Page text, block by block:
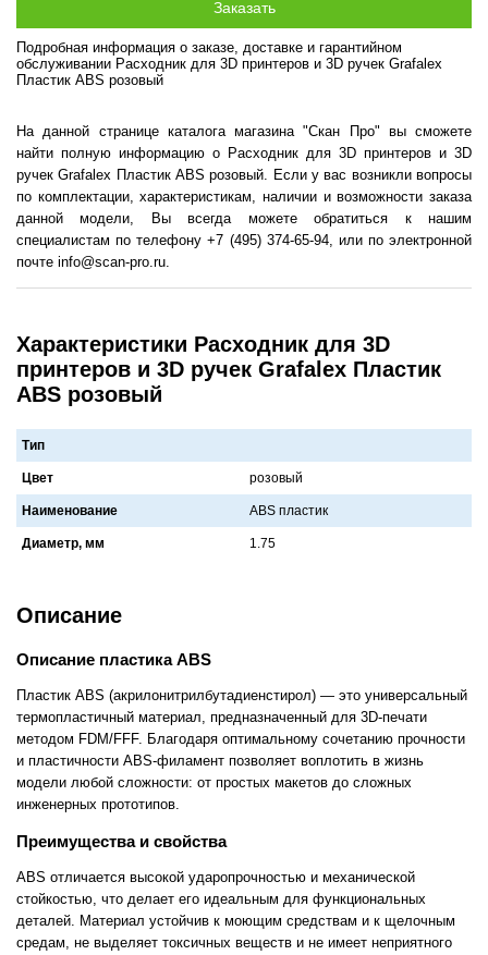
Подробная информация о заказе, доставке и гарантийном
обслуживании Расходник для 3D принтеров и 3D ручек Grafalex
Пластик ABS розовый
На данной странице каталога магазина "Скан Про" вы сможете
найти полную информацию о Расходник для 3D принтеров и 3D
ручек Grafalex Пластик ABS розовый. Если у вас возникли вопросы
по комплектации, характеристикам, наличии и возможности заказа
данной модели, Вы всегда можете обратиться к нашим
специалистам по телефону +7 (495) 374-65-94, или по электронной
почте info@scan-pro.ru.
Характеристики Расходник для 3D
принтеров и 3D ручек Grafalex Пластик
ABS розовый
Тип
Цвет розовый
Наименование ABS плaстик
Диаметр, мм 1.75
Описание
Описание пластика ABS
Пластик ABS (акрилонитрилбутадиенстирол) — это универсальный
термопластичный материал, предназначенный для 3D-печати
методом FDM/FFF. Благодаря оптимальному сочетанию прочности
и пластичности ABS-филамент позволяет воплотить в жизнь
модели любой сложности: от простых макетов до сложных
инженерных прототипов.
Преимущества и свойства
ABS отличается высокой ударопрочностью и механической
стойкостью, что делает его идеальным для функциональных
деталей. Материал устойчив к моющим средствам и к щелочным
средам, не выделяет токсичных веществ и не имеет неприятного